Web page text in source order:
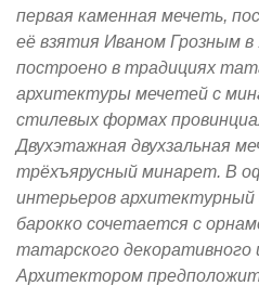
первая каменная мечеть,
её взятия Иваном Грозным в
построено в традициях
архитектуры мечетей с
стилевых формах
Двухэтажная двухзальная
трёхъярусный минарет. В
интерьеров архитектурный
барокко сочетается с
татарского декоративного
Архитектором